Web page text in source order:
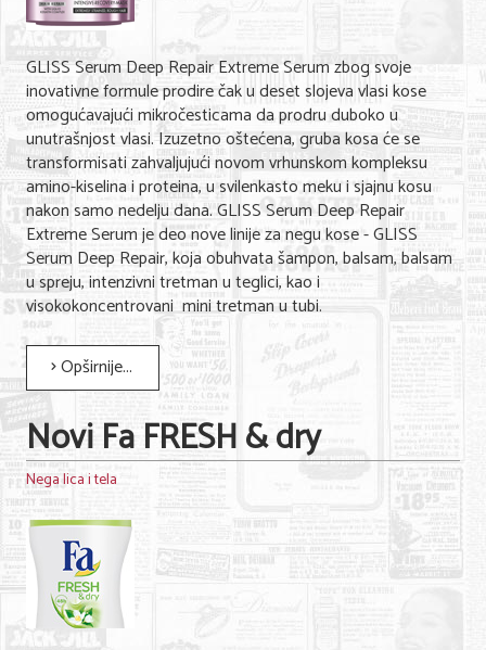
GLISS Serum Deep Repair Extreme Serum zbog svoje
inovativne formule prodire čak u deset slojeva vlasi kose
omogućavajući mikročesticama da prodru duboko u
unutrašnjost vlasi. Izuzetno oštećena, gruba kosa će se
transformisati zahvaljujući novom vrhunskom kompleksu
amino-kiselina i proteina, u svilenkasto meku i sjajnu kosu
nakon samo nedelju dana. GLISS Serum Deep Repair
Extreme Serum je deo nove linije za negu kose - GLISS
Serum Deep Repair, koja obuhvata šampon, balsam, balsam
u spreju, intenzivni tretman u teglici, kao i
visokokoncentrovani mini tretman u tubi.
Opširnije...
Novi Fa FRESH & dry
Nega lica i tela